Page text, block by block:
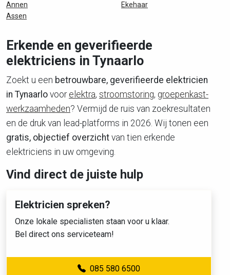
Annen
Assen
Ekehaar
Erkende en geverifieerde
elektriciens in Tynaarlo
Zoekt u een betrouwbare, geverifieerde elektricien
in Tynaarlo voor elektra, stroomstoring, groepenkast-
werkzaamheden? Vermijd de ruis van zoekresultaten
en de druk van lead-platforms in 2026. Wij tonen een
gratis, objectief overzicht van tien erkende
elektriciens in uw omgeving.
Vind direct de juiste hulp
Elektricien spreken?
Onze lokale specialisten staan voor u klaar.
Bel direct ons serviceteam!
085 580 6500